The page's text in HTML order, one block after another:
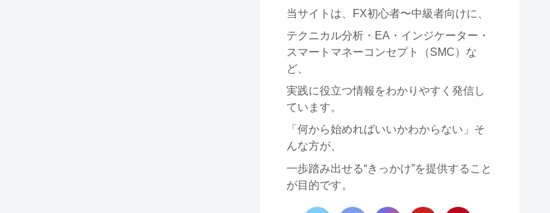
当サイトは、FX初心者〜中級者向けに、
テクニカル分析・EA・インジケーター・
スマートマネーコンセプト（SMC）な
ど、
実践に役立つ情報をわかりやすく発信し
ています。
「何から始めればいいかわからない」そ
んな方が、
一歩踏み出せる“きっかけ”を提供すること
が目的です。